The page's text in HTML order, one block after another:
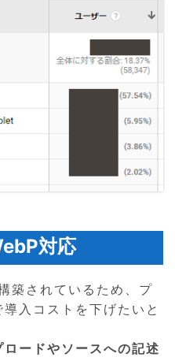
対応
築されているため、プ
入コストを下げたいと
ードやソースへの記述